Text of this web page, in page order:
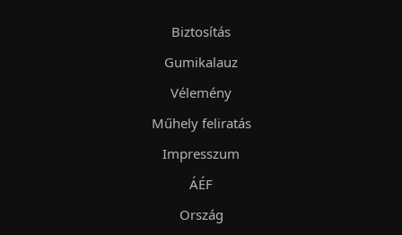
Biztosítás
Gumikalauz
Vélemény
Műhely feliratás
Impresszum
ÁÉF
Ország